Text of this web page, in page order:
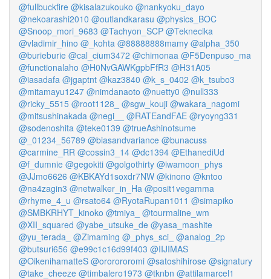
@fullbuckfire @kisalazukouko @nankyoku_dayo
@nekoarashi2010 @outlandkarasu @physics_BOC
@Snoop_mori_9683 @Tachyon_SCP @Teknecika
@vladimir_hino @_kohta @88888888mamy @alpha_350
@burieburie @cal_cium3472 @chimonaa @F5Denpuso_ma
@functionalaho @H0NvGAWKgpbFfR3 @H31A05
@iasadafa @jgaptnt @kaz3840 @k_s_0402 @k_tsubo3
@mitamayu1247 @nimdanaoto @nuetty0 @null333
@ricky_5515 @root1128_ @sgw_kouji @wakara_nagomi
@mitsushinakada @negi__ @RATEandFAE @ryoyng331
@sodenoshita @teke0139 @trueAshinotsume
@_01234_56789 @biasandvariance @bunacuss
@carmine_RR @cossin3_14 @dc1394 @EthanediUd
@f_dumnie @gegokiti @golgothirty @iwamoon_phys
@JJmo6626 @KBKAYd1soxdr7NW @kinono @kntoo
@na4zagin3 @netwalker_in_Ha @posit1vegamma
@rhyme_4_u @rsato64 @RyotaRupan1011 @simapiko
@SMBKRHYT_kinoko @tmiya_ @tourmaline_wm
@XII_squared @yabe_utsuke_de @yasa_mashite
@yu_terada_ @Zimaming @_phys_sci_ @analog_2p
@butsuri656 @e99c1c16d99f403 @IIJIMAS
@OikenihamatteS @ororororomi @satoshihirose @signatury
@take_cheeze @timbalero1973 @tknbn @attilamarcel1